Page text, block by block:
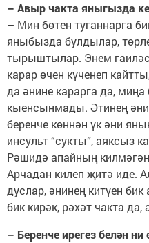
– Авыр чакта яныгызда
– Мин бөтен туганнарга
яныбызда булдылар,
тырыштылар. Энем
карар өчен күченеп
да әнине карарга да,
кыенсынмады. Әтинең
беренче көннән үк әни
инсульт “сукты”, аяксыз
Рәшидә апайның
Арчадан килеп җитә иде.
дуслар, әнинең китүен
бик кирәк, рәхәт чакта да,
– Беренче ирегез белән